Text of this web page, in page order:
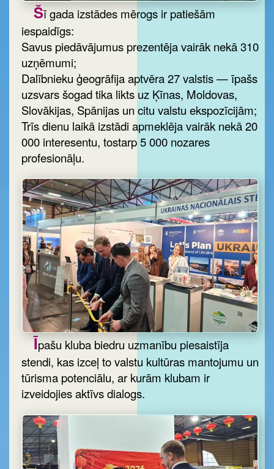
Šī gada izstādes mērogs ir patiešām
iespaidīgs:
Savus piedāvājumus prezentēja vairāk nekā 310
uzņēmumi;
Dalībnieku ģeogrāfija aptvēra 27 valstis — īpašs
uzsvars šogad tika likts uz Ķīnas, Moldovas,
Slovākijas, Spānijas un citu valstu ekspozīcijām;
Trīs dienu laikā izstādi apmeklēja vairāk nekā 20
000 interesentu, tostarp 5 000 nozares
profesionāļu.
Īpašu kluba biedru uzmanību piesaistīja
stendi, kas izceļ to valstu kultūras mantojumu un
tūrisma potenciālu, ar kurām klubam ir
izveidojies aktīvs dialogs.